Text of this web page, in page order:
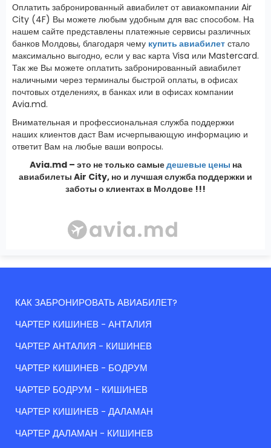
Оплатить забронированный авиабилет от авиакомпании Air
City (4F) Вы можете любым удобным для вас способом. На
нашем сайте представлены платежные сервисы различных
банков Молдовы, благодаря чему купить авиабилет стало
максимально выгодно, если у вас карта Visa или Mastercard.
Так же Вы можете оплатить забронированный авиабилет
наличными через терминалы быстрой оплаты, в офисах
почтовых отделениях, в банках или в офисах компании
Avia.md.
Внимательная и профессиональная служба поддержки
наших клиентов даст Вам исчерпывающую информацию и
ответит Вам на любые ваши вопросы.
Avia.md – это не только самыедешевые цены на
авиабилеты Air City, но и лучшая служба поддержки и
заботы о клиентах в Молдове !!!
КАК ЗАБРОНИРОВАТЬ АВИАБИЛЕТ?
ЧАРТЕР КИШИНЕВ - АНТАЛИЯ
ЧАРТЕР АНТАЛИЯ - КИШИНЕВ
ЧАРТЕР КИШИНЕВ - БОДРУМ
ЧАРТЕР БОДРУМ - КИШИНЕВ
ЧАРТЕР КИШИНЕВ - ДАЛАМАН
ЧАРТЕР ДАЛАМАН - КИШИНЕВ